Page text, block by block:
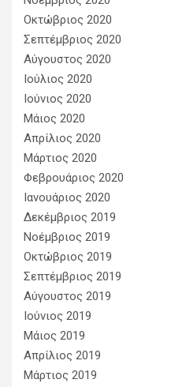
Οκτώβριος 2020
Σεπτέμβριος 2020
Αύγουστος 2020
Ιούλιος 2020
Ιούνιος 2020
Μάιος 2020
Απρίλιος 2020
Μάρτιος 2020
Φεβρουάριος 2020
Ιανουάριος 2020
Δεκέμβριος 2019
Νοέμβριος 2019
Οκτώβριος 2019
Σεπτέμβριος 2019
Αύγουστος 2019
Ιούνιος 2019
Μάιος 2019
Απρίλιος 2019
Μάρτιος 2019